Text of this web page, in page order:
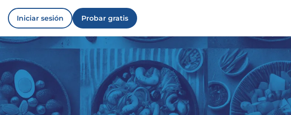
Iniciar sesión Probar gratis